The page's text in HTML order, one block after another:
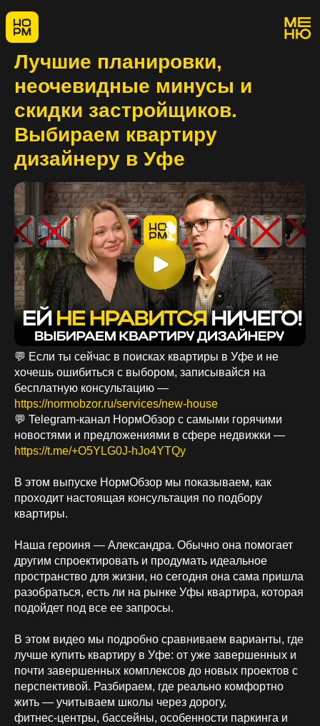
Лучшие планировки,
неочевидные минусы и
скидки застройщиков.
Выбираем квартиру
дизайнеру в Уфе
💬 Если ты сейчас в поисках квартиры в Уфе и не
хочешь ошибиться с выбором, записывайся на
бесплатную консультацию —
https://normobzor.ru/services/new-house
💬 Telegram-канал НормОбзор с самыми горячими
новостями и предложениями в сфере недвижки —
https://t.me/+O5YLG0J-hJo4YTQy
В этом выпуске НормОбзор мы показываем, как
проходит настоящая консультация по подбору
квартиры.
Наша героиня — Александра. Обычно она помогает
другим спроектировать и продумать идеальное
пространство для жизни, но сегодня она сама пришла
разобраться, есть ли на рынке Уфы квартира, которая
подойдет под все ее запросы.
В этом видео мы подробно сравниваем варианты, где
лучше купить квартиру в Уфе: от уже завершенных и
почти завершенных комплексов до новых проектов с
перспективой. Разбираем, где реально комфортно
жить — учитываем школы через дорогу,
фитнес‑центры, бассейны, особенности паркинга и